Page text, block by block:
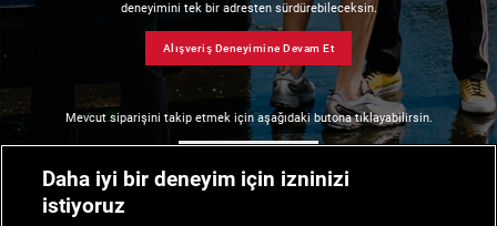
deneyimini tek bir adresten sürdürebileceksin.
Alışveriş Deneyimine Devam Et
Mevcut siparişini takip etmek için aşağıdaki butona tıklayabilirsin.
Daha iyi bir deneyim için izninizi
istiyoruz